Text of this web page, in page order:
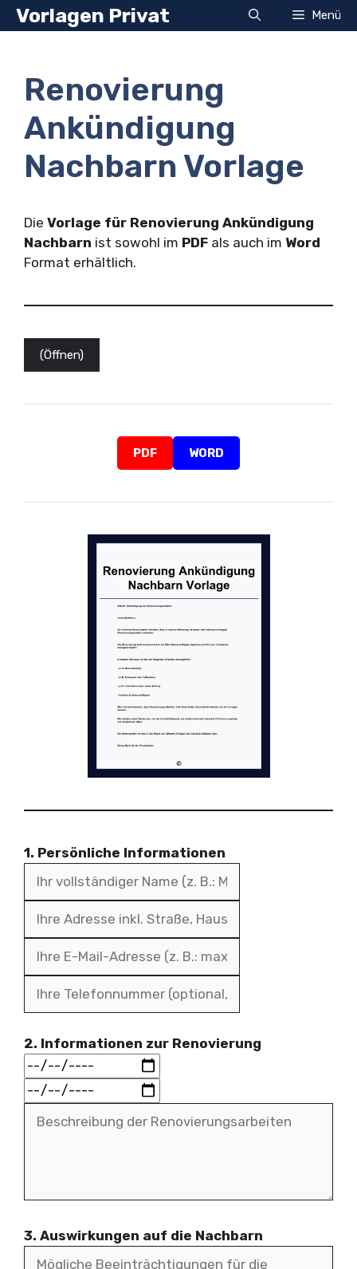
Zum
Inhalt
Vorlagen Privat Menü
Renovierung
Ankündigung
Nachbarn Vorlage
Die Vorlage für Renovierung Ankündigung
Nachbarn ist sowohl im PDF als auch im Word
Format erhältlich.
(Öffnen)
PDF WORD
1. Persönliche Informationen
2. Informationen zur Renovierung
3. Auswirkungen auf die Nachbarn